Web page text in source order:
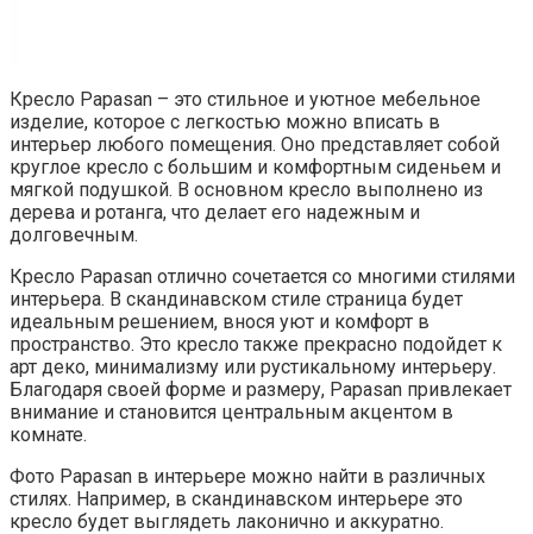
Кресло Papasan – это стильное и уютное мебельное
изделие, которое с легкостью можно вписать в
интерьер любого помещения. Оно представляет собой
круглое кресло с большим и комфортным сиденьем и
мягкой подушкой. В основном кресло выполнено из
дерева и ротанга, что делает его надежным и
долговечным.
Кресло Papasan отлично сочетается со многими стилями
интерьера. В скандинавском стиле страница будет
идеальным решением, внося уют и комфорт в
пространство. Это кресло также прекрасно подойдет к
арт деко, минимализму или рустикальному интерьеру.
Благодаря своей форме и размеру, Papasan привлекает
внимание и становится центральным акцентом в
комнате.
Фото Papasan в интерьере можно найти в различных
стилях. Например, в скандинавском интерьере это
кресло будет выглядеть лаконично и аккуратно.